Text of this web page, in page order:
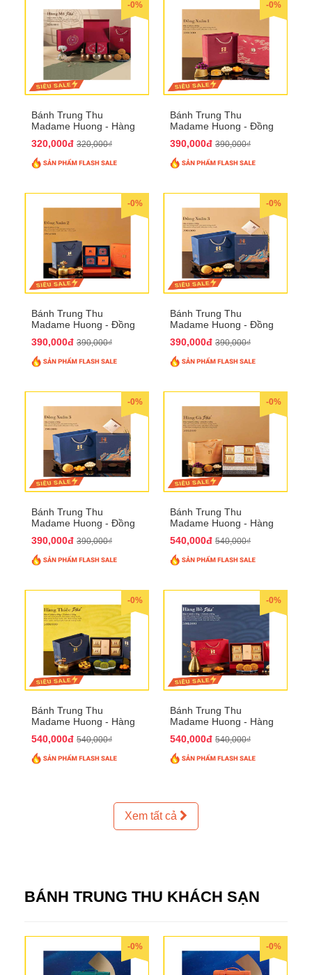
-0%
Bánh Trung Thu
Madame Huong - Hàng
320,000đ 320,000₫
-0%
Bánh Trung Thu
Madame Huong - Đồng
390,000đ 390,000₫
-0%
Bánh Trung Thu
Madame Huong - Đồng
390,000đ 390,000₫
-0%
Bánh Trung Thu
Madame Huong - Đồng
390,000đ 390,000₫
-0%
Bánh Trung Thu
Madame Huong - Đồng
390,000đ 390,000₫
-0%
Bánh Trung Thu
Madame Huong - Hàng
540,000đ 540,000₫
-0%
Bánh Trung Thu
Madame Huong - Hàng
540,000đ 540,000₫
-0%
Bánh Trung Thu
Madame Huong - Hàng
540,000đ 540,000₫
Xem tất cả
BÁNH TRUNG THU KHÁCH SẠN
-0% -0%